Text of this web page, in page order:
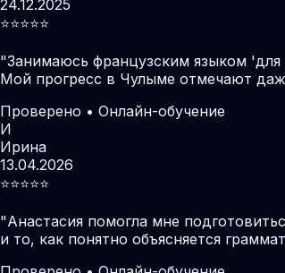
24.12.2025
⭐️⭐️⭐️⭐️⭐️
"Занимаюсь французским языком 'для
Мой прогресс в Чулыме отмечают
Проверено • Онлайн-обучение
И
Ирина
13.04.2026
⭐️⭐️⭐️⭐️⭐️
"Анастасия помогла мне
и то, как понятно объясняется